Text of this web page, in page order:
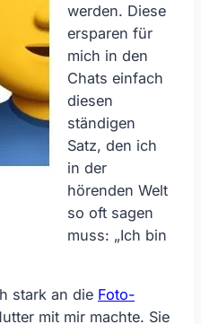
werden. Diese
ersparen für
mich in den
Chats einfach
diesen
ständigen
Satz, den ich
in der
hörenden Welt
so oft sagen
muss: „Ich bin
stark an die Foto-
mit mir machte. Sie